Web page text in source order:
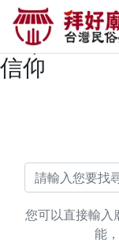
搜尋台中
料 | 拜好
信仰
您可以直接輸入
能